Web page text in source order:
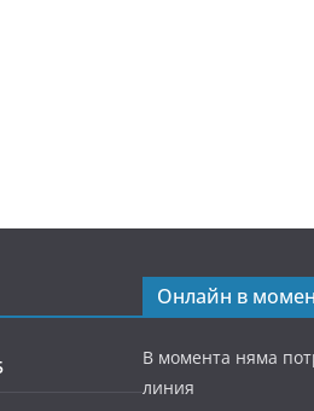
Онлайн в
В момента няма
линия